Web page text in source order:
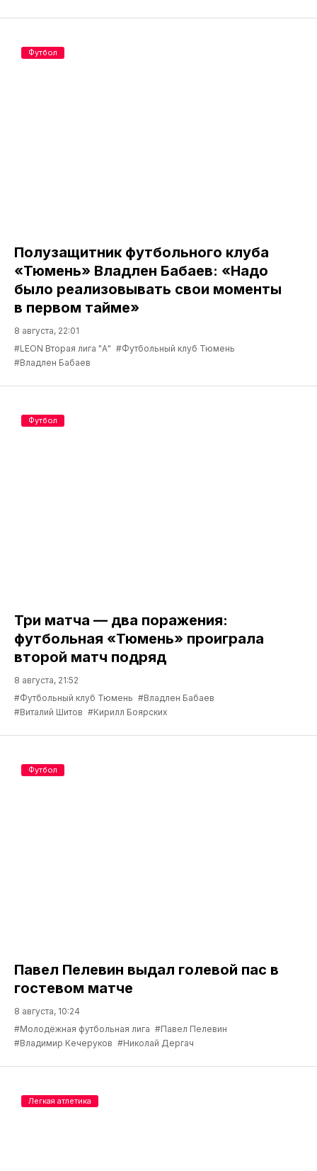
Полузащитник футбольного клуба
«Тюмень» Владлен Бабаев: «Надо
было реализовывать свои моменты
в первом тайме»
8 августа, 22:01
#LEON Вторая лига "А" #Футбольный клуб Тюмень
#Владлен Бабаев
Футбол
Три матча — два поражения:
футбольная «Тюмень» проиграла
второй матч подряд
8 августа, 21:52
#Футбольный клуб Тюмень #Владлен Бабаев
#Виталий Шитов #Кирилл Боярских
Футбол
Павел Пелевин выдал голевой пас в
гостевом матче
8 августа, 10:24
#Молодёжная футбольная лига #Павел Пелевин
#Владимир Кечеруков #Николай Дергач
Футбол
Легкая атлетика